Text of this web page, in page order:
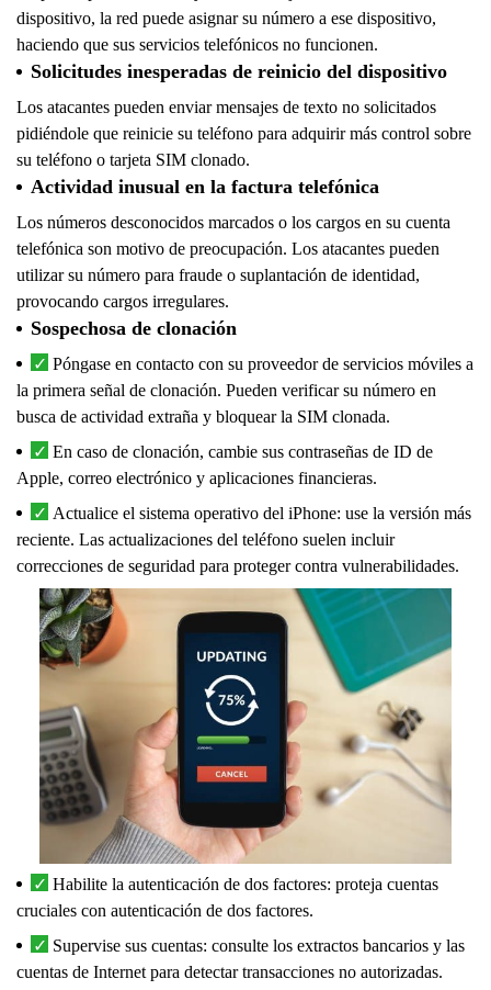
dispositivo, la red puede asignar su número a ese dispositivo,
haciendo que sus servicios telefónicos no funcionen.
Solicitudes inesperadas de reinicio del dispositivo
Los atacantes pueden enviar mensajes de texto no solicitados
pidiéndole que reinicie su teléfono para adquirir más control sobre
su teléfono o tarjeta SIM clonado.
Actividad inusual en la factura telefónica
Los números desconocidos marcados o los cargos en su cuenta
telefónica son motivo de preocupación. Los atacantes pueden
utilizar su número para fraude o suplantación de identidad,
provocando cargos irregulares.
Sospechosa de clonación
Póngase en contacto con su proveedor de servicios móviles a
la primera señal de clonación. Pueden verificar su número en
busca de actividad extraña y bloquear la SIM clonada.
En caso de clonación, cambie sus contraseñas de ID de
Apple, correo electrónico y aplicaciones financieras.
Actualice el sistema operativo del iPhone: use la versión más
reciente. Las actualizaciones del teléfono suelen incluir
correcciones de seguridad para proteger contra vulnerabilidades.
Habilite la autenticación de dos factores: proteja cuentas
cruciales con autenticación de dos factores.
Supervise sus cuentas: consulte los extractos bancarios y las
cuentas de Internet para detectar transacciones no autorizadas.